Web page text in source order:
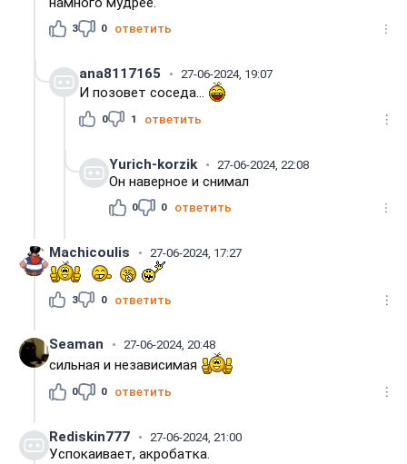
3 0 ответить
ana8117165 27-06-2024, 19:07
И позовет соседа...
0 1 ответить
Yurich-korzik 27-06-2024, 22:08
Он наверное и снимал
0 0 ответить
Machicoulis 27-06-2024, 17:27
3 0 ответить
Seaman 27-06-2024, 20:48
сильная и независимая
0 0 ответить
Rediskin777 27-06-2024, 21:00
Успокаивает, акробатка.